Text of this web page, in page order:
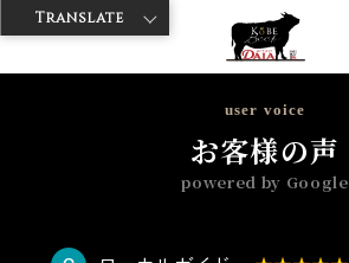
神戸牛ダイヤ > 神戸牛ダイア 雷門西店
user voice
お客様の声
powered by Google
Translate